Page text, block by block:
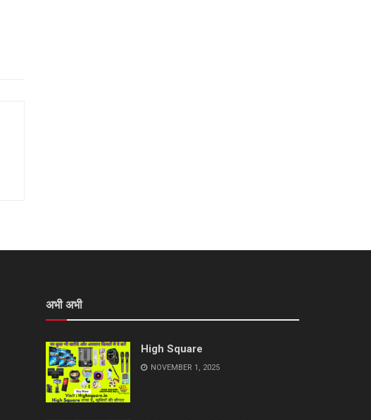
अभी अभी
High Square
NOVEMBER 1, 2025